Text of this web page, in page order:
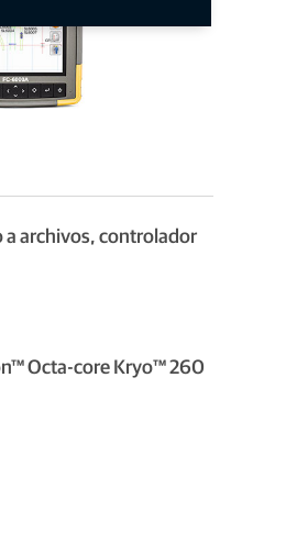
a archivos, controlador
Octa-core Kryo™ 260